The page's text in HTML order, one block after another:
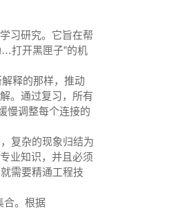
习研究。它旨在帮
…打开黑匣子”的机
释的那样，推动
。通过复习，所有
慢调整每个连接的
复杂的现象归结为
业知识，并且必须
需要精通工程技
合。根据